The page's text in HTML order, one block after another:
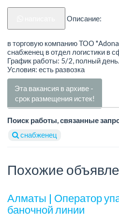
Описание:
в торговую компанию ТОО
снабженец в отдел логистики в
График работы: 5/2, полный день.
Условия: есть развозка
Эта вакансия в архиве -
срок размещения истек!
Поиск работы, связанные
снабженец
Похожие
Алматы | Оператор
баночной линии